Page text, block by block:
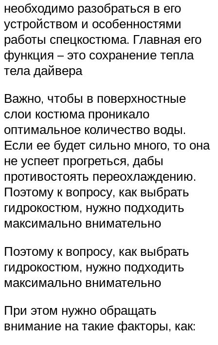
необходимо разобраться в его
устройством и особенностями
работы спецкостюма. Главная его
функция – это сохранение тепла
тела дайвера
Важно, чтобы в поверхностные
слои костюма проникало
оптимальное количество воды.
Если ее будет сильно много, то она
не успеет прогреться, дабы
противостоять переохлаждению.
Поэтому к вопросу, как выбрать
гидрокостюм, нужно подходить
максимально внимательно
Поэтому к вопросу, как выбрать
гидрокостюм, нужно подходить
максимально внимательно
При этом нужно обращать
внимание на такие факторы, как: